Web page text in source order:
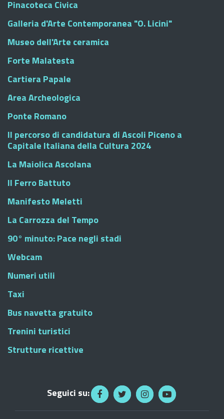
Pinacoteca Civica
Galleria d'Arte Contemporanea "O. Licini"
Museo dell'Arte ceramica
Forte Malatesta
Cartiera Papale
Area Archeologica
Ponte Romano
Il percorso di candidatura di Ascoli Piceno a
Capitale Italiana della Cultura 2024
La Maiolica Ascolana
Il Ferro Battuto
Manifesto Meletti
La Carrozza del Tempo
90° minuto: Pace negli stadi
Webcam
Numeri utili
Taxi
Bus navetta gratuito
Trenini turistici
Strutture ricettive
Seguici su: